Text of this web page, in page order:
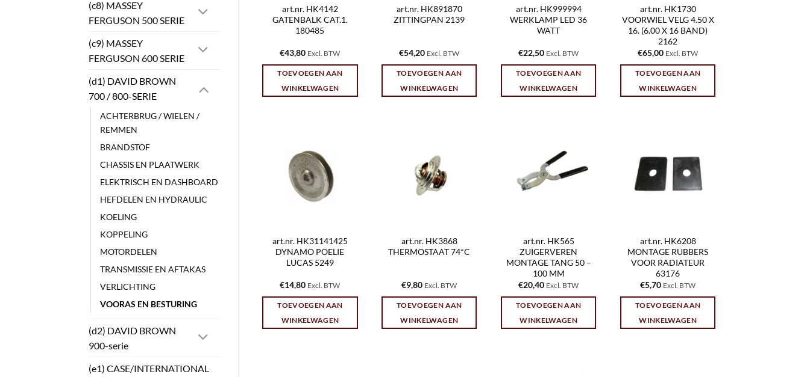
(c8) MASSEY
FERGUSON 500 SERIE
(c9) MASSEY
FERGUSON 600 SERIE
(d1) DAVID BROWN
700 / 800-SERIE
ACHTERBRUG / WIELEN /
REMMEN
BRANDSTOF
CHASSIS EN PLAATWERK
ELEKTRISCH EN DASHBOARD
HEFDELEN EN HYDRAULIC
KOELING
KOPPELING
MOTORDELEN
TRANSMISSIE EN AFTAKAS
VERLICHTING
VOORAS EN BESTURING
(d2) DAVID BROWN
900-serie
(e1) CASE/INTERNATIONAL
art.nr. HK4142
GATENBALK CAT.1.
180485
€43,80 Excl. BTW
TOEVOEGEN AAN
WINKELWAGEN
art.nr. HK891870
ZITTINGPAN 2139
€54,20 Excl. BTW
TOEVOEGEN AAN
WINKELWAGEN
art.nr. HK999994
WERKLAMP LED 36
WATT
€22,50 Excl. BTW
TOEVOEGEN AAN
WINKELWAGEN
art.nr. HK1730
VOORWIEL VELG 4.50 X
16. (6.00 X 16 BAND)
2162
€65,00 Excl. BTW
TOEVOEGEN AAN
WINKELWAGEN
art.nr. HK31141425
DYNAMO POELIE
LUCAS 5249
€14,80 Excl. BTW
TOEVOEGEN AAN
WINKELWAGEN
art.nr. HK3868
THERMOSTAAT 74*C
€9,80 Excl. BTW
TOEVOEGEN AAN
WINKELWAGEN
art.nr. HK565
ZUIGERVEREN
MONTAGE TANG 50 –
100 MM
€20,40 Excl. BTW
TOEVOEGEN AAN
WINKELWAGEN
art.nr. HK6208
MONTAGE RUBBERS
VOOR RADIATEUR
63176
€5,70 Excl. BTW
TOEVOEGEN AAN
WINKELWAGEN